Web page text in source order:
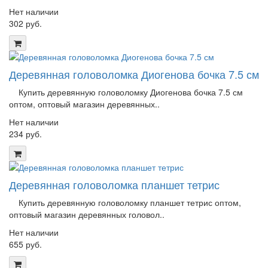
Нет наличии
302 руб.
Деревянная головоломка Диогенова бочка 7.5 см
Купить деревянную головоломку Диогенова бочка 7.5 см
оптом, оптовый магазин деревянных..
Нет наличии
234 руб.
Деревянная головоломка планшет тетрис
Купить деревянную головоломку планшет тетрис оптом,
оптовый магазин деревянных головол..
Нет наличии
655 руб.